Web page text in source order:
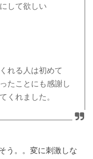
して欲しい
れる人は初めて
たことにも感謝し
くれました。
う。。変に刺激しな